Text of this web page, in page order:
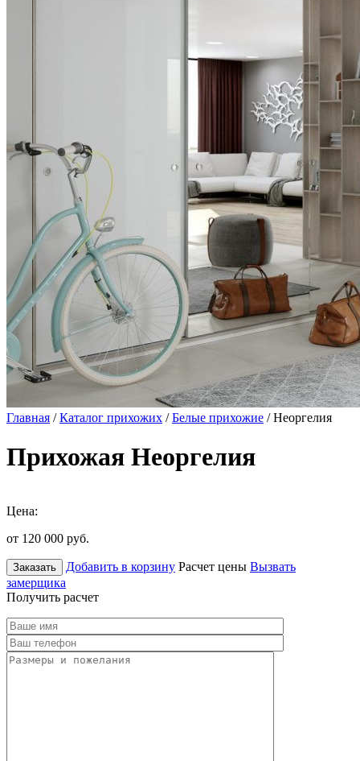
Главная /Каталог прихожих /Белые прихожие / Неоргелия
Прихожая Неоргелия
Цена:
от 120 000 руб.
Заказать Добавить в корзину Расчет цены Вызвать
замерщика
Получить расчет